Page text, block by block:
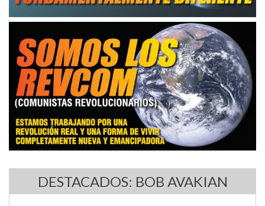
DESTACADOS: BOB AVAKIAN